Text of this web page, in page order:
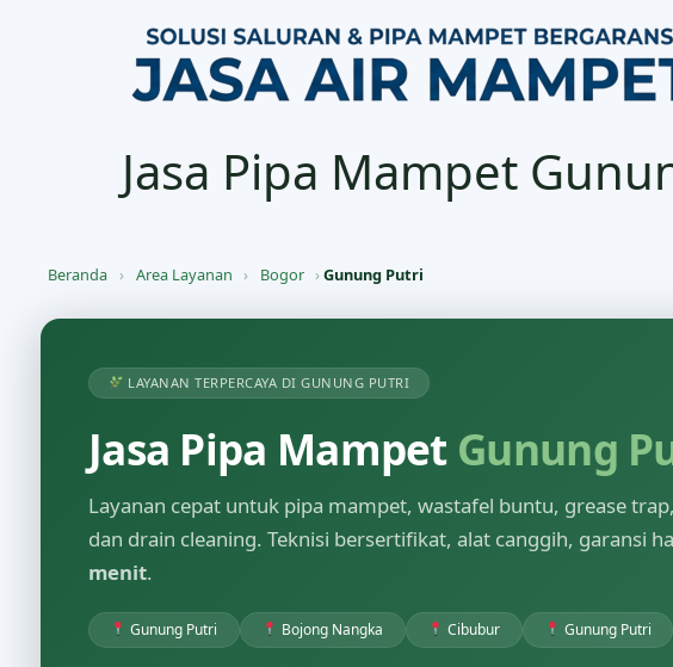
Jasa Pipa Mampet
Beranda › Area Layanan › Bogor ›Gunung Putri
LAYANAN TERPERCAYA DI GUNUNG PUTRI
Jasa Pipa Mampet Gunung
Layanan cepat untuk pipa mampet, wastafel buntu, grease
dan drain cleaning. Teknisi bersertifikat, alat canggih, garansi
menit.
Gunung Putri Bojong Nangka Cibubur Gunung Putri